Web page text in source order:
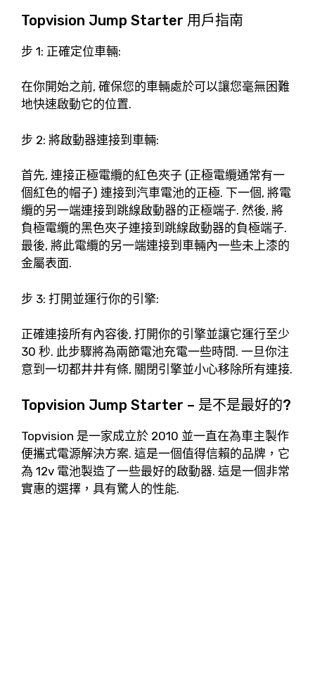
Topvision Jump Starter 用戶指南
步 1: 正確定位車輛:
在你開始之前, 確保您的車輛處於可以讓您毫無困難
地快速啟動它的位置.
步 2: 將啟動器連接到車輛:
首先, 連接正極電纜的紅色夾子 (正極電纜通常有一
個紅色的帽子) 連接到汽車電池的正極. 下一個, 將電
纜的另一端連接到跳線啟動器的正極端子. 然後, 將
負極電纜的黑色夾子連接到跳線啟動器的負極端子.
最後, 將此電纜的另一端連接到車輛內一些未上漆的
金屬表面.
步 3: 打開並運行你的引擎:
正確連接所有內容後, 打開你的引擎並讓它運行至少
30 秒. 此步驟將為兩節電池充電一些時間. 一旦你注
意到一切都井井有條, 關閉引擎並小心移除所有連接.
Topvision Jump Starter – 是不是最好的?
Topvision 是一家成立於 2010 並一直在為車主製作
便攜式電源解決方案. 這是一個值得信賴的品牌，它
為 12v 電池製造了一些最好的啟動器. 這是一個非常
實惠的選擇，具有驚人的性能.